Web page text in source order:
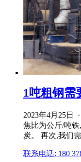
1吨粗钢需
2023年4月25日
焦比为公斤/吨
炭。 再次,我们
联系电话: 180